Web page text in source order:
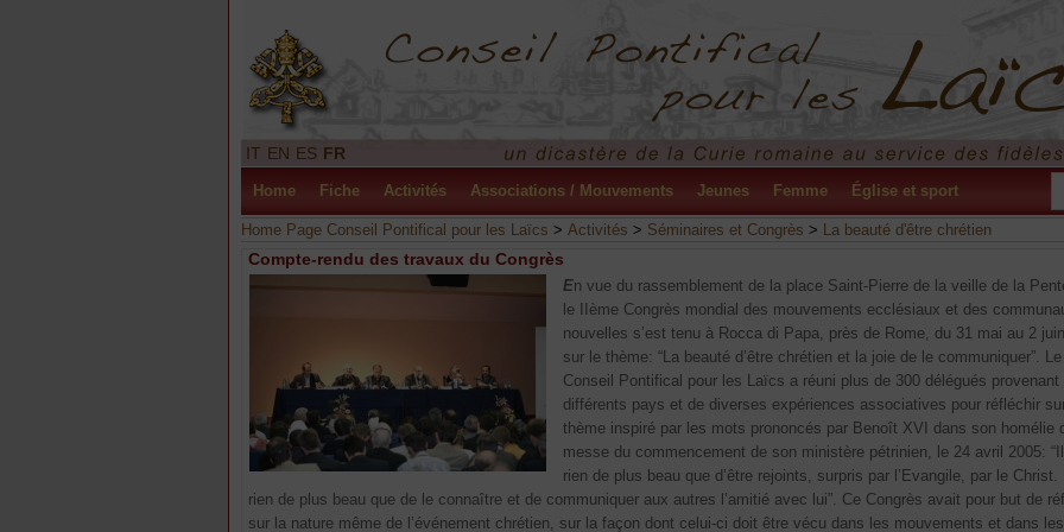
IT EN ES FR
Home Fiche Activités Associations / Mouvements Jeunes Femme Église et sport
Home Page Conseil Pontifical pour les Laïcs > Activités > Séminaires et Congrès > La beauté d'être chrétien
Compte-rendu des travaux du Congrès
En vue du rassemblement de la place Saint-Pierre de la veille de la
le IIème Congrès mondial des mouvements ecclésiaux et des
nouvelles s’est tenu à Rocca di Papa, près de Rome, du 31 mai au 2
sur le thème: “La beauté d’être chrétien et la joie de le communiquer”. Le
Conseil Pontifical pour les Laïcs a réuni plus de 300 délégués provenant
différents pays et de diverses expériences associatives pour réfléchir
thème inspiré par les mots prononcés par Benoît XVI dans son homélie
messe du commencement de son ministère pétrinien, le 24 avril 2005: “Il
rien de plus beau que d’être rejoints, surpris par l’Evangile, par le Christ.
rien de plus beau que de le connaître et de communiquer aux autres l’amitié avec lui”. Ce Congrès avait pour but de
sur la nature même de l’événement chrétien, sur la façon dont celui-ci doit être vécu dans les mouvements et dans les